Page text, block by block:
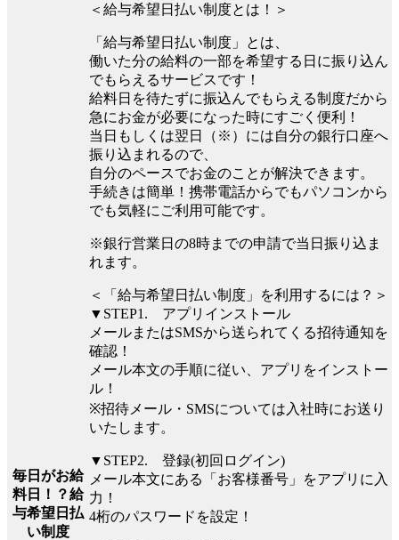
毎日がお給
料日！？給
与希望日払
い制度
＜給与希望日払い制度とは！＞
「給与希望日払い制度」とは、
働いた分の給料の一部を希望する日に振り込ん
でもらえるサービスです！
給料日を待たずに振込んでもらえる制度だから
急にお金が必要になった時にすごく便利！
当日もしくは翌日（※）には自分の銀行口座へ
振り込まれるので、
自分のペースでお金のことが解決できます。
手続きは簡単！携帯電話からでもパソコンから
でも気軽にご利用可能です。
※銀行営業日の8時までの申請で当日振り込ま
れます。
＜「給与希望日払い制度」を利用するには？＞
▼STEP1. アプリインストール
メールまたはSMSから送られてくる招待通知を
確認！
メール本文の手順に従い、アプリをインストー
ル！
※招待メール・SMSについては入社時にお送り
いたします。
▼STEP2. 登録(初回ログイン)
メール本文にある「お客様番号」をアプリに入
力！
4桁のパスワードを設定！